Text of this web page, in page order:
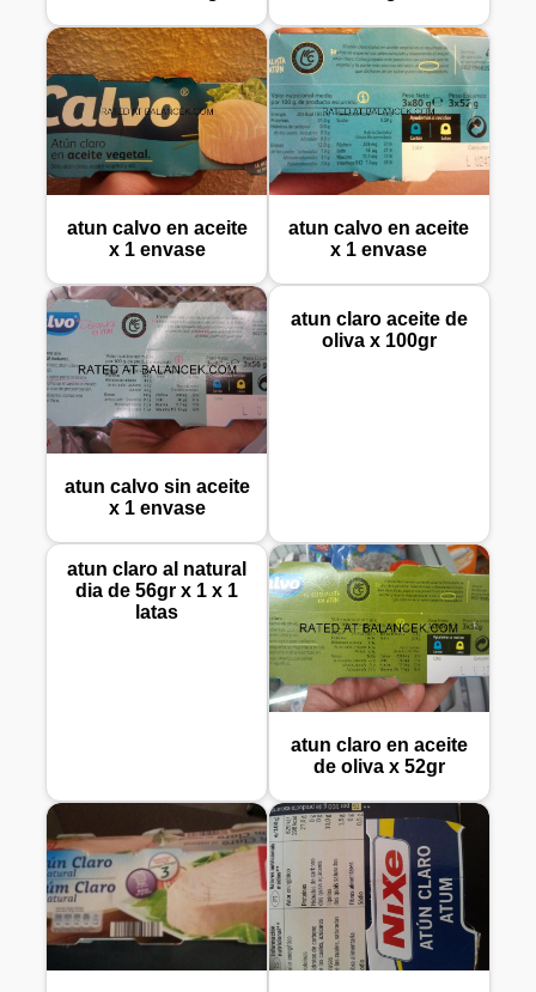
atun calvo en aceite
x 1 envase
atun calvo en aceite
x 1 envase
atun calvo sin aceite
x 1 envase
atun claro aceite de
oliva x 100gr
atun claro al natural
dia de 56gr x 1 x 1
latas
atun claro en aceite
de oliva x 52gr